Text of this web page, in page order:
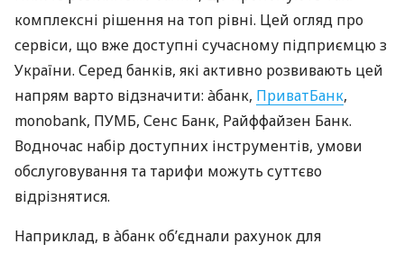
комплексні рішення на топ рівні. Цей огляд про
сервіси, що вже доступні сучасному підприємцю з
України. Серед банків, які активно розвивають цей
напрям варто відзначити: àбанк, ПриватБанк,
monobank, ПУМБ, Сенс Банк, Райффайзен Банк.
Водночас набір доступних інструментів, умови
обслуговування та тарифи можуть суттєво
відрізнятися.
Наприклад, в àбанк об’єднали рахунок для